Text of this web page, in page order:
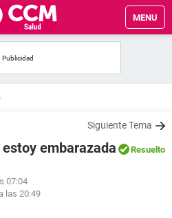
MENU
Siguiente Tema
embarazada Resuelto
07:04
las 20:49